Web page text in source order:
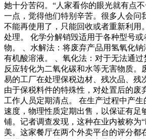
她十分苦闷。“人家看你的眼光就有点
一点，觉得他们特别辛苦。很多人会
不能再使用了，只能回收或者重新利
处理。 化学分解销毁适用于各种型号
物。 、水解法：将废弃产品用氢氧化
有机酸溶液。 、氧化法：对于无法通
反应转化为二氧化碳和水等无害物质
易的工厂在处理保税边材、残次品、残
由于保税料件的特殊性，对处置后的
工作人员定期清点。 在生产过程中产
速度，物理性质定期出售，以保证有足
铺。记者调查发现，这种在业内被称为
美。这家餐厅在两个外卖平台的评分都